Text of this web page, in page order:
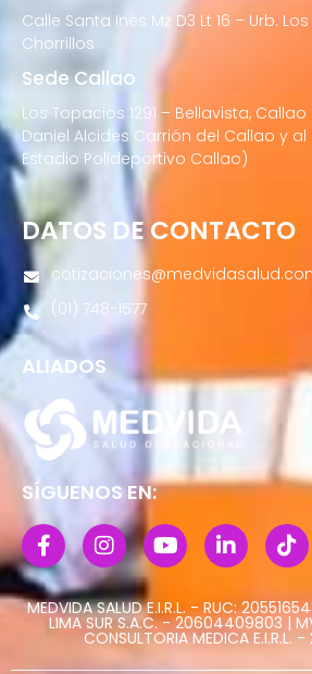
Calle Santa Inés Mz D3 Lt 16 – Urb.
Chorrillos
Sede Callao
Los Topacios 1291 – Bellavista,
Daniel Alcides Carrión del Callao y
Estadio Polideportivo Callao)
DATOS DE CONTACTO
(01) 748-1577
ALIADOS
SÍGUENOS EN:
MEDVIDA SALUD E.I.R.L. - RUC:
LIMA SUR S.A.C. - 20604409803 |
CONSULTORIA MEDICA E.I.R.L. -